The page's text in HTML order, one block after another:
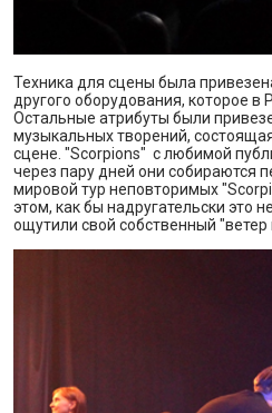
Техника для сцены была
другого оборудования, которое
Остальные атрибуты были
музыкальных творений,
сцене. "Scorpions" с любимой
через пару дней они собираются
мировой тур неповторимых
этом, как бы надругательски это
ощутили свой собственный